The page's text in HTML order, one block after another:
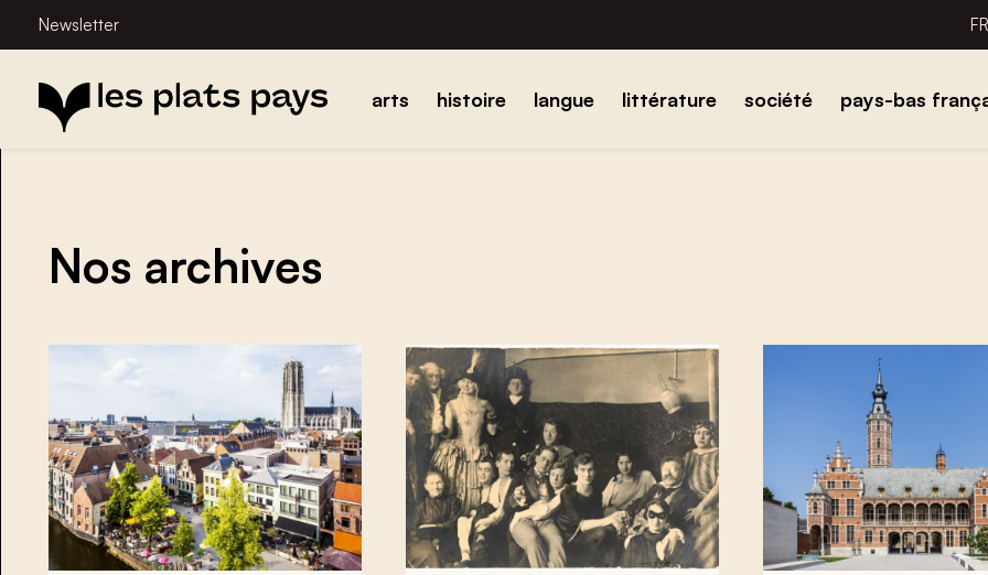
Newsletter
arts histoire langue littérature société pays-bas
Nos archives